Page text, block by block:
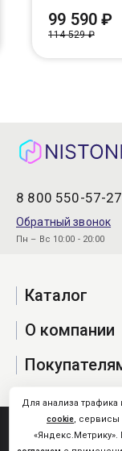
99 590 ₽
114 529 ₽
8 800 550-57-27
Обратный звонок
Пн – Вс 10:00 - 20:00
Каталог
О компании
Для анализа трафика
cookie, сервисы